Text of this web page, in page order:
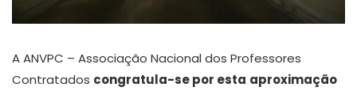
A ANVPC – Associação Nacional dos Professores
Contratados congratula-se por esta aproximação